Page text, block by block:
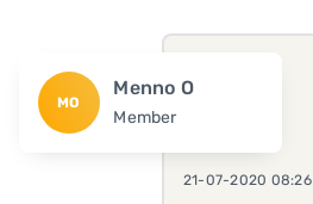
MO
Menno O
Member
21-07-2020 08:26